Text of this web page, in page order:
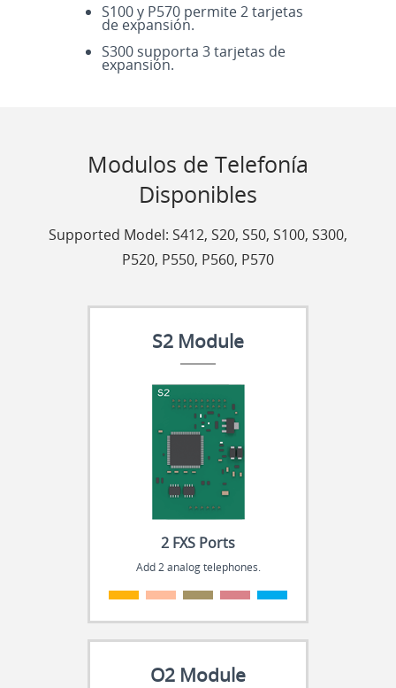
S100 y P570 permite 2 tarjetas
de expansión.
S300 supporta 3 tarjetas de
expansión.
Modulos de Telefonía
Disponibles
Supported Model: S412, S20, S50, S100, S300,
P520, P550, P560, P570
S2 Module
2 FXS Ports
Add 2 analog telephones.
.
. . . .
O2 Module